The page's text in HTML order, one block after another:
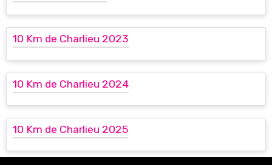
10 Km de Charlieu 2023
10 Km de Charlieu 2024
10 Km de Charlieu 2025